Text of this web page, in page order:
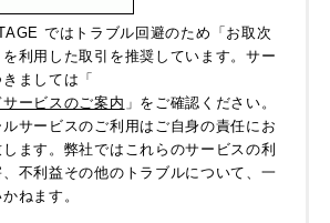
ではトラブル回避のため「お取次
を利用した取引を推奨しています。サー
ましては「
サービスのご案内 」をご確認ください。
サービスのご利用はご自身の責任にお
ます。弊社ではこれらのサービスの利
不利益その他のトラブルについて、一
ねます。